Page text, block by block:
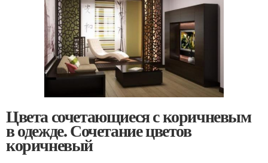
Цвета сочетающиеся с коричневым
в одежде. Сочетание цветов
коричневый